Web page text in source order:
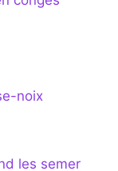
noix
les semer